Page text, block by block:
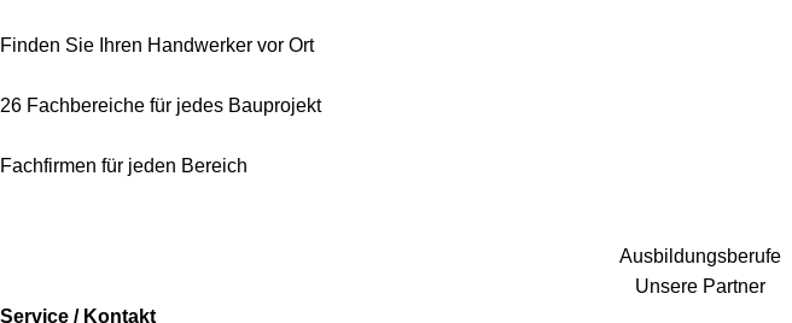
Finden Sie Ihren Handwerker vor Ort
26 Fachbereiche für jedes Bauprojekt
Fachfirmen für jeden Bereich
Ausbildungsberufe
Unsere Partner
Service / Kontakt